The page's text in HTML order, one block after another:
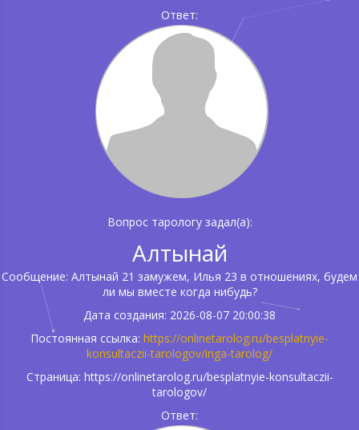
Ответ:
Вопрос тарологу задал(а):
Алтынай
Сообщение: Алтынай 21 замужем, Илья 23 в отношениях, будем
ли мы вместе когда нибудь?
Дата создания: 2026-08-07 20:00:38
Постоянная ссылка: https://onlinetarolog.ru/besplatnyie-
konsultaczii-tarologov/inga-tarolog/
Страница: https://onlinetarolog.ru/besplatnyie-konsultaczii-
tarologov/
Ответ: